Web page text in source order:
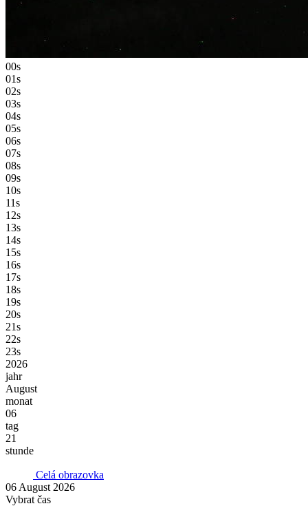
00s
01s
02s
03s
04s
05s
06s
07s
08s
09s
10s
11s
12s
13s
14s
15s
16s
17s
18s
19s
20s
21s
22s
23s
2026
jahr
August
monat
06
tag
21
stunde
Celá obrazovka
06 August 2026
Vybrat čas